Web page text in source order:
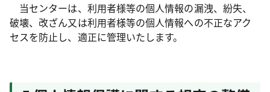
当センターは、利用者様等の個人情報の漏洩、紛失、
破壊、改ざん又は利用者様等の個人情報への不正なアク
セスを防止し、適正に管理いたします。